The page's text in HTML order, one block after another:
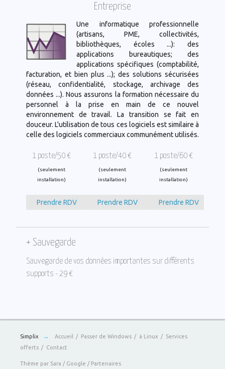
Entreprise
Une informatique professionnelle
(artisans, PME, collectivités,
bibliothèques, écoles ...): des
applications bureautiques; des
applications spécifiques (comptabilité,
facturation, et bien plus ...); des solutions sécurisées
(réseau, confidentialité, stockage, archivage des
données ...). Nous assurons la formation nécessaire du
personnel à la prise en main de ce nouvel
environnement de travail. La transition se fait en
douceur. L'utilisation de tous ces logiciels est similaire à
celle des logiciels commerciaux communément utilisés.
1 poste/50 €
(seulement
installation)
Prendre RDV
1 poste/40 €
(seulement
installation)
Prendre RDV
1 poste/60 €
(seulement
installation)
Prendre RDV
+ Sauvegarde
Sauvegarde de vos données importantes sur différents
supports - 29 €
Simplix → Accueil Passer de Windows à Linux
Services
offerts
Contact
Thème par Sara / Google / Partenaires